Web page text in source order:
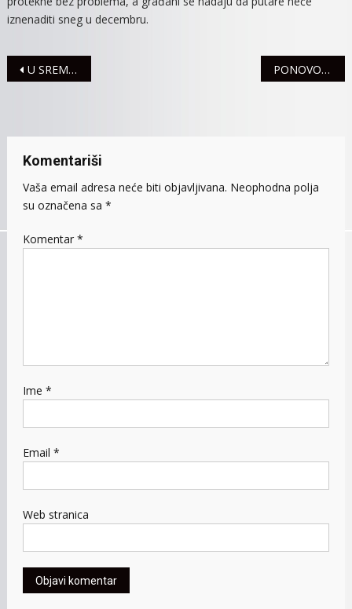
iznenaditi sneg u decembru.
Navigacija
U SREMU RASTE BROJ OBOLELIH OD VIRUSA KORONA, U SREMSKOJ MITROVICI 232 LICA OBOLELA PONOVO POSTAVLJENI KANISTERI SA DEZINFEKCIONIM SREDSTVOM
Komentariši
Vaša email adresa neće biti objavljivana. Neophodna polja
su označena sa *
Komentar *
Ime *
Email *
Web stranica